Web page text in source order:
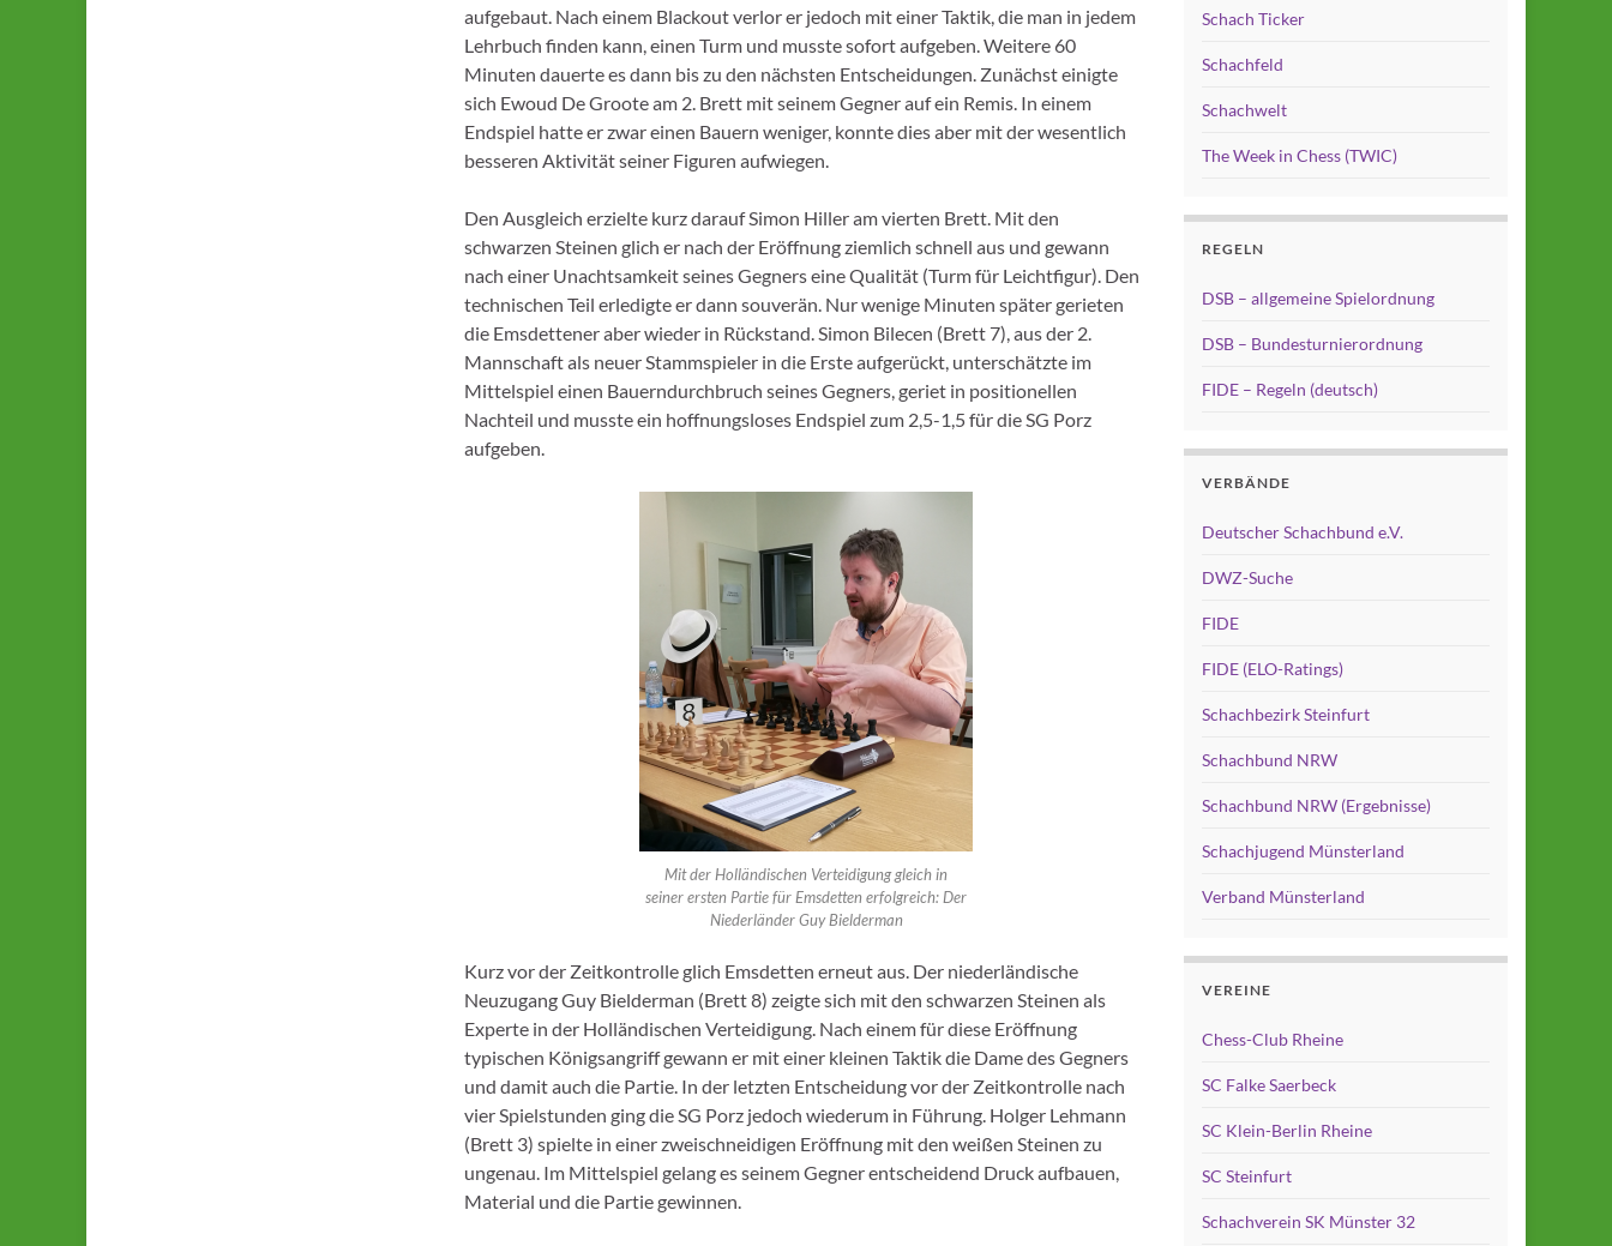
aufgebaut. Nach einem Blackout verlor er jedoch mit einer Taktik, die man in jedem
Lehrbuch finden kann, einen Turm und musste sofort aufgeben. Weitere 60
Minuten dauerte es dann bis zu den nächsten Entscheidungen. Zunächst einigte
sich Ewoud De Groote am 2. Brett mit seinem Gegner auf ein Remis. In einem
Endspiel hatte er zwar einen Bauern weniger, konnte dies aber mit der wesentlich
besseren Aktivität seiner Figuren aufwiegen.
Den Ausgleich erzielte kurz darauf Simon Hiller am vierten Brett. Mit den
schwarzen Steinen glich er nach der Eröffnung ziemlich schnell aus und gewann
nach einer Unachtsamkeit seines Gegners eine Qualität (Turm für Leichtfigur). Den
technischen Teil erledigte er dann souverän. Nur wenige Minuten später gerieten
die Emsdettener aber wieder in Rückstand. Simon Bilecen (Brett 7), aus der 2.
Mannschaft als neuer Stammspieler in die Erste aufgerückt, unterschätzte im
Mittelspiel einen Bauerndurchbruch seines Gegners, geriet in positionellen
Nachteil und musste ein hoffnungsloses Endspiel zum 2,5-1,5 für die SG Porz
aufgeben.
Mit der Holländischen Verteidigung gleich in
seiner ersten Partie für Emsdetten erfolgreich: Der
Niederländer Guy Bielderman
Kurz vor der Zeitkontrolle glich Emsdetten erneut aus. Der niederländische
Neuzugang Guy Bielderman (Brett 8) zeigte sich mit den schwarzen Steinen als
Experte in der Holländischen Verteidigung. Nach einem für diese Eröffnung
typischen Königsangriff gewann er mit einer kleinen Taktik die Dame des Gegners
und damit auch die Partie. In der letzten Entscheidung vor der Zeitkontrolle nach
vier Spielstunden ging die SG Porz jedoch wiederum in Führung. Holger Lehmann
(Brett 3) spielte in einer zweischneidigen Eröffnung mit den weißen Steinen zu
ungenau. Im Mittelspiel gelang es seinem Gegner entscheidend Druck aufbauen,
Material und die Partie gewinnen.
Schach Ticker
Schachfeld
Schachwelt
The Week in Chess (TWIC)
REGELN
DSB – allgemeine Spielordnung
DSB – Bundesturnierordnung
FIDE – Regeln (deutsch)
VERBÄNDE
Deutscher Schachbund e.V.
DWZ-Suche
FIDE
FIDE (ELO-Ratings)
Schachbezirk Steinfurt
Schachbund NRW
Schachbund NRW (Ergebnisse)
Schachjugend Münsterland
Verband Münsterland
VEREINE
Chess-Club Rheine
SC Falke Saerbeck
SC Klein-Berlin Rheine
SC Steinfurt
Schachverein SK Münster 32